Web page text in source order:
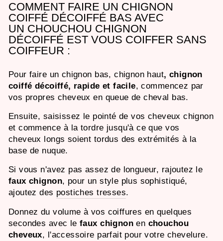
COMMENT FAIRE UN CHIGNON
COIFFÉ DÉCOIFFÉ BAS AVEC
UN CHOUCHOU CHIGNON
DÉCOIFFÉ EST VOUS COIFFER SANS
COIFFEUR :
Pour faire un chignon bas, chignon haut, chignon
coiffé décoiffé, rapide et facile, commencez par
vos propres cheveux en queue de cheval bas.
Ensuite, saisissez le pointé de vos cheveux chignon
et commence à la tordre jusqu'à ce que vos
cheveux longs soient tordus des extrémités à la
base de nuque.
Si vous n'avez pas assez de longueur, rajoutez le
faux chignon, pour un style plus sophistiqué,
ajoutez des postiches tresses.
Donnez du volume à vos coiffures en quelques
secondes avec lefaux chignon en chouchou
cheveux, l'accessoire parfait pour votre chevelure.